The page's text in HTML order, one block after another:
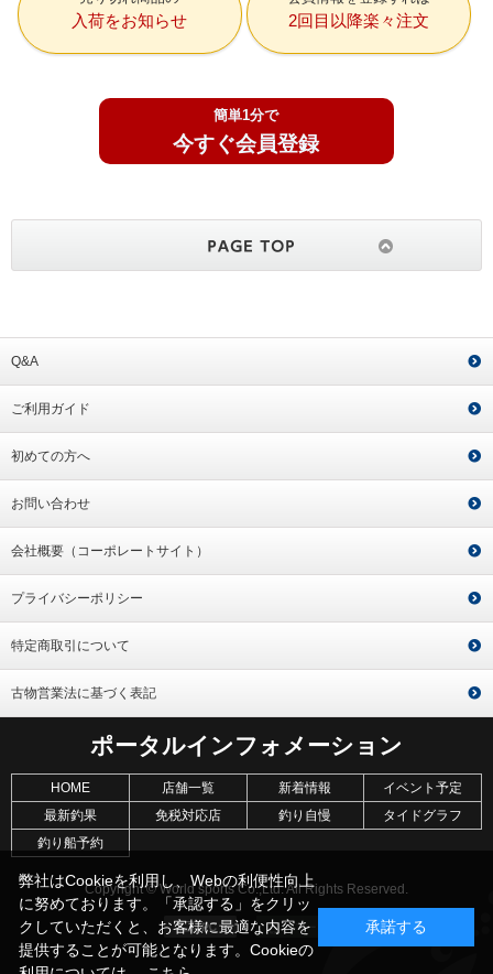
入荷をお知らせ 2回目以降楽々注文
簡単1分で
今すぐ会員登録
Q&A
ご利用ガイド
初めての方へ
お問い合わせ
会社概要（コーポレートサイト）
プライバシーポリシー
特定商取引について
古物営業法に基づく表記
ポータルインフォメーション
HOME 店舗一覧 新着情報
イベント予定
最新釣果
免税対応店 釣り自慢
タイドグラフ
釣り船予約
Copyright © World sports Co.,Ltd. All Rights Reserved.
弊社はCookieを利用し、Webの利便性向上
に努めております。「承認する」をクリッ
クしていただくと、お客様に最適な内容を
提供することが可能となります。Cookieの
承諾する